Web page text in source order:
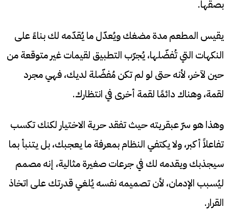
بصقها.
يقيس المطعم مدة مضغك ويُعدّل ما يُقدّمه لك بناءً على
النكهات التي تُفضّلها، يُجرّب التطبيق لقيمات غير متوقعة من
حين لآخر، لأنه حتى لو لم تكن مُفضّلة لديك، فهي مجرد
لقمة، وهناك دائمًا لقمة أخرى في انتظارك.
وهذا هو سرّ عبقريته حيث تفقد حرية الاختيار لكنك تكسب
تفاعلاً أكبر، ولا يكتفي النظام بمعرفة ما يعجبك، بل يتنبأ بما
سيجذبك ويقدمه لك في جرعات صغيرة مثالية، إنه مصمم
ليُسبب الإدمان، لأن تصميمه نفسه يُلغي قدرتك على اتخاذ
القرار.